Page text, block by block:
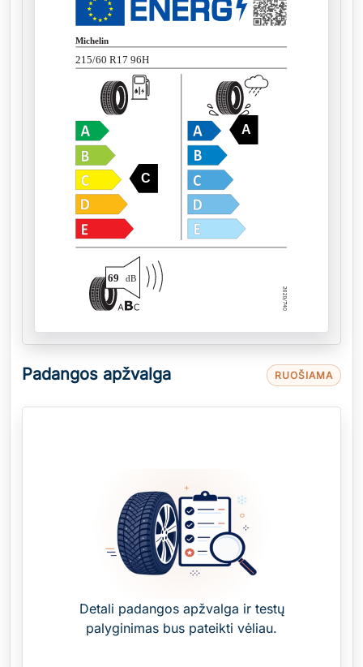
Michelin
215/60 R17 96H
C
A
69 dB
Padangos apžvalga RUOŠIAMA
Detali padangos apžvalga ir testų
palyginimas bus pateikti vėliau.